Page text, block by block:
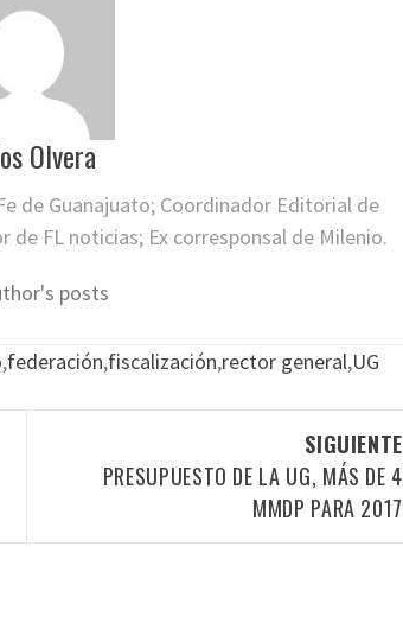
Olvera
de Guanajuato; Coordinador Editorial de
FL noticias; Ex corresponsal de Milenio.
posts
,federación,fiscalización,rector general,UG
SIGUIENTE
PRESUPUESTO DE LA UG, MÁS DE 4
MMDP PARA 2017